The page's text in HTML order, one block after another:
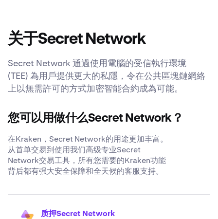
关于Secret Network
Secret Network 通過使用電腦的受信執行環境
(TEE) 為用戶提供更大的私隱，令在公共區塊鏈網絡
上以無需許可的方式加密智能合約成為可能。
您可以用做什么Secret Network？
在Kraken，Secret Network的用途更加丰富。
从首单交易到使用我们高级专业Secret
Network交易工具，所有您需要的Kraken功能
背后都有强大安全保障和全天候的客服支持。
质押Secret Network